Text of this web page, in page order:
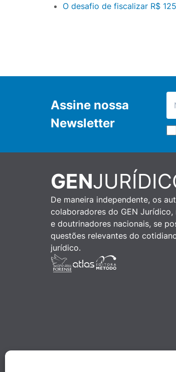
O desafio de fiscalizar R$
Assine nossa
Newsletter
GEN
De maneira independente, os
colaboradores do GEN Jurídico,
e doutrinadores nacionais, se
questões relevantes do
jurídico.